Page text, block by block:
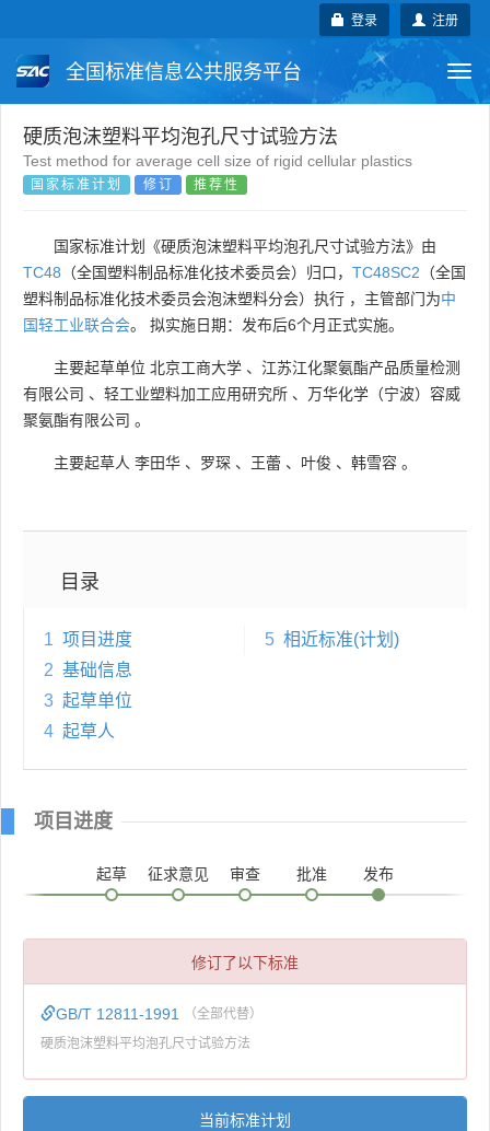
注册
登录
全国标准信息公共服务平台
国家标准 行业标准
团体标准 企业标准
国外标准 技术委员会
硬质泡沫塑料平均泡孔尺寸试验方法
Test method for average cell size of rigid cellular plastics
国家标准计划 修订 推荐性
国家标准计划《硬质泡沫塑料平均泡孔尺寸试验方法》由
TC48 （全国塑料制品标准化技术委员会）归口， TC48SC2 （全国
塑料制品标准化技术委员会泡沫塑料分会）执行 ，主管部门为中
国轻工业联合会。 拟实施日期：发布后6个月正式实施。
主要起草单位 北京工商大学 、 江苏江化聚氨酯产品质量检测
有限公司 、 轻工业塑料加工应用研究所 、 万华化学（宁波）容威
聚氨酯有限公司 。
主要起草人 李田华 、 罗琛 、 王蕾 、 叶俊 、 韩雪容 。
目录
1 项目进度
2 基础信息
3 起草单位
4 起草人
5 相近标准(计划)
项目进度
起草 征求意见 审查 批准 发布
修订了以下标准
GB/T 12811-1991 （全部代替）
硬质泡沫塑料平均泡孔尺寸试验方法
当前标准计划